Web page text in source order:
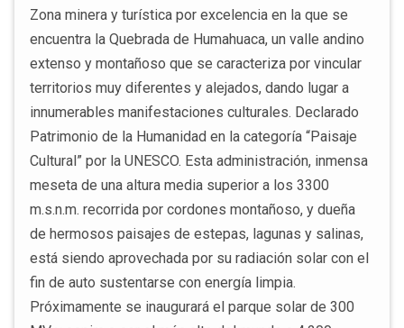
Zona minera y turística por excelencia en la que se
encuentra la Quebrada de Humahuaca, un valle andino
extenso y montañoso que se caracteriza por vincular
territorios muy diferentes y alejados, dando lugar a
innumerables manifestaciones culturales. Declarado
Patrimonio de la Humanidad en la categoría “Paisaje
Cultural” por la UNESCO. Esta administración, inmensa
meseta de una altura media superior a los 3300
m.s.n.m. recorrida por cordones montañoso, y dueña
de hermosos paisajes de estepas, lagunas y salinas,
está siendo aprovechada por su radiación solar con el
fin de auto sustentarse con energía limpia.
Próximamente se inaugurará el parque solar de 300